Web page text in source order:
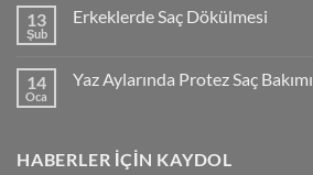
için
Protez
Saç
TL
13
Şub
Erkeklerde Saç Dökülmesi
Saç
14
Oca
Yaz Aylarında Protez Saç Bakımı
Protez
HABERLER İÇIN KAYDOL